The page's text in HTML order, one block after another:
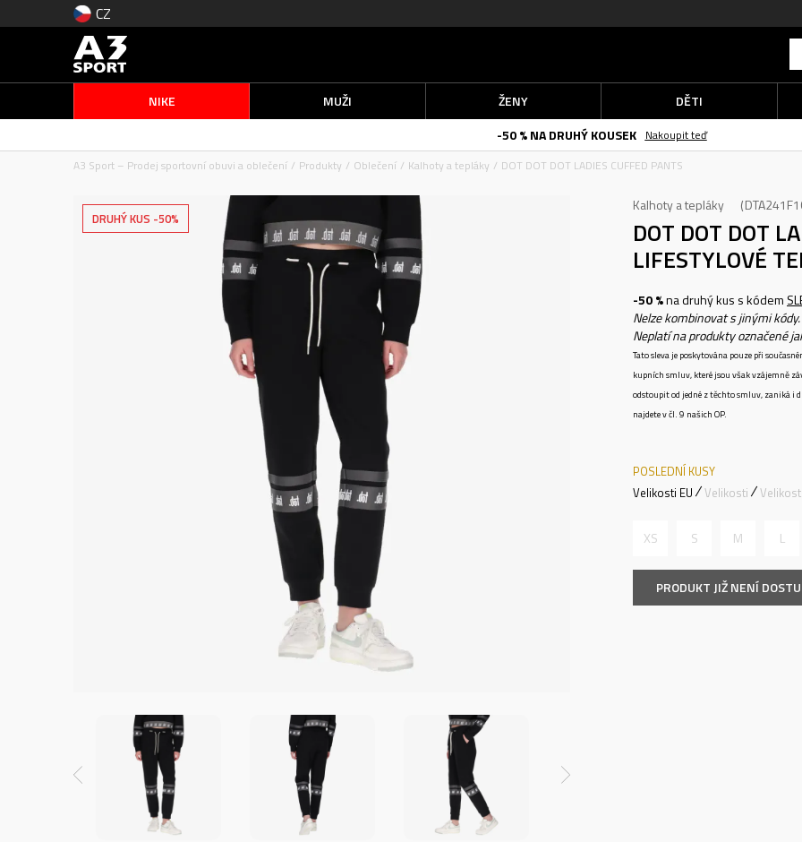
CZ
NIKE MUŽI ŽENY
DĚTI
-50 % NA DRUHÝ KOUSEK
Nakoupit teď
A3 Sport – Prodej sportovní obuvi a oblečení
Produkty Oblečení Kalhoty a tepláky DOT DOT DOT LADIES CUFFED PANTS
DRUHÝ KUS -50%
Kalhoty a tepláky
DOT DOT DOT
LIFESTYLOVÉ
-50 %na druhý kus s kódem
Nelze kombinovat s jinými kódy.
Neplatí na produkty označené
Tato sleva je poskytována pouze při
kupních smluv, které jsou však vzájemně
odstoupit od jedné z těchto smluv, zaniká i
najdete v čl. 9 našich OP.
POSLEDNÍ KUSY
Velikosti EU
Velikosti
XS S M L
PRODUKT JIŽ NENÍ